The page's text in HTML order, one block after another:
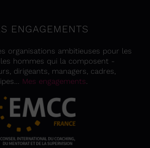
ENGAGEMENTS
organisations ambitieuses pour les
hommes qui la composent -
dirigeants, managers, cadres,
Mes engagements.